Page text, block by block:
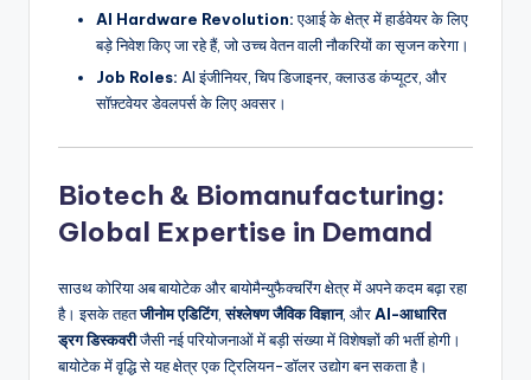
AI Hardware Revolution:एआई के क्षेत्र में हार्डवेयर के लिए
बड़े निवेश किए जा रहे हैं, जो उच्च वेतन वाली नौकरियों का सृजन करेगा।
Job Roles: AI इंजीनियर, चिप डिजाइनर, क्लाउड कंप्यूटर, और
सॉफ़्टवेयर डेवलपर्स के लिए अवसर।
Biotech & Biomanufacturing:
Global Expertise in Demand
साउथ कोरिया अब बायोटेक और बायोमैन्युफैक्चरिंग क्षेत्र में अपने कदम बढ़ा रहा
है। इसके तहतजीनोम एडिटिंग,संश्लेषण जैविक विज्ञान, औरAI-आधारित
ड्रग डिस्कवरीजैसी नई परियोजनाओं में बड़ी संख्या में विशेषज्ञों की भर्ती होगी।
बायोटेक में वृद्धि से यह क्षेत्र एक ट्रिलियन-डॉलर उद्योग बन सकता है।